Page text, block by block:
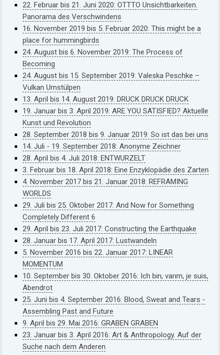
22. Februar bis 21. Juni 2020: OTTTO Unsichtbarkeiten.
Panorama des Verschwindens
16. November 2019 bis 5. Februar 2020: This might be a
place for hummingbirds
24. August bis 6. November 2019: The Process of
Becoming
24. August bis 15. September 2019: Valeska Peschke –
Vulkan Umstülpen
13. April bis 14. August 2019: DRUCK DRUCK DRUCK
19. Januar bis 3. April 2019: ARE YOU SATISFIED? Aktuelle
Kunst und Revolution
28. September 2018 bis 9. Januar 2019: So ist das bei uns
14. Juli - 19. September 2018: Anonyme Zeichner
28. April bis 4. Juli 2018: ENTWURZELT
3. Februar bis 18. April 2018: Eine Enzyklopädie des Zarten
4. November 2017 bis 21. Januar 2018: REFRAMING
WORLDS
29. Juli bis 25. Oktober 2017: And Now for Something
Completely Different 6
29. April bis 23. Juli 2017: Constructing the Earthquake
28. Januar bis 17. April 2017: Lustwandeln
5. November 2016 bis 22. Januar 2017: LINEAR
MOMENTUM
10. September bis 30. Oktober 2016: Ich bin, varım, je suis,
Abendrot
25. Juni bis 4. September 2016: Blood, Sweat and Tears -
Assembling Past and Future
9. April bis 29. Mai 2016: GRABEN GRABEN
23. Januar bis 3. April 2016: Art & Anthropology. Auf der
Suche nach dem Anderen